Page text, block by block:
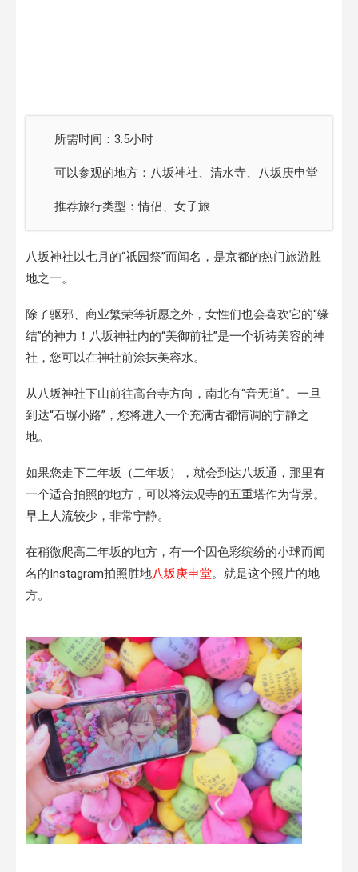
所需时间：3.5小时
可以参观的地方：八坂神社、清水寺、八坂庚申堂
推荐旅行类型：情侣、女子旅
八坂神社以七月的“祇园祭”而闻名，是京都的热门旅游胜
地之一。
除了驱邪、商业繁荣等祈愿之外，女性们也会喜欢它的“缘
结”的神力！八坂神社内的“美御前社”是一个祈祷美容的神
社，您可以在神社前涂抹美容水。
从八坂神社下山前往高台寺方向，南北有“音无道”。一旦
到达“石塀小路”，您将进入一个充满古都情调的宁静之
地。
如果您走下二年坂（二年坂），就会到达八坂通，那里有
一个适合拍照的地方，可以将法观寺的五重塔作为背景。
早上人流较少，非常宁静。
在稍微爬高二年坂的地方，有一个因色彩缤纷的小球而闻
名的Instagram拍照胜地八坂庚申堂。就是这个照片的地
方。